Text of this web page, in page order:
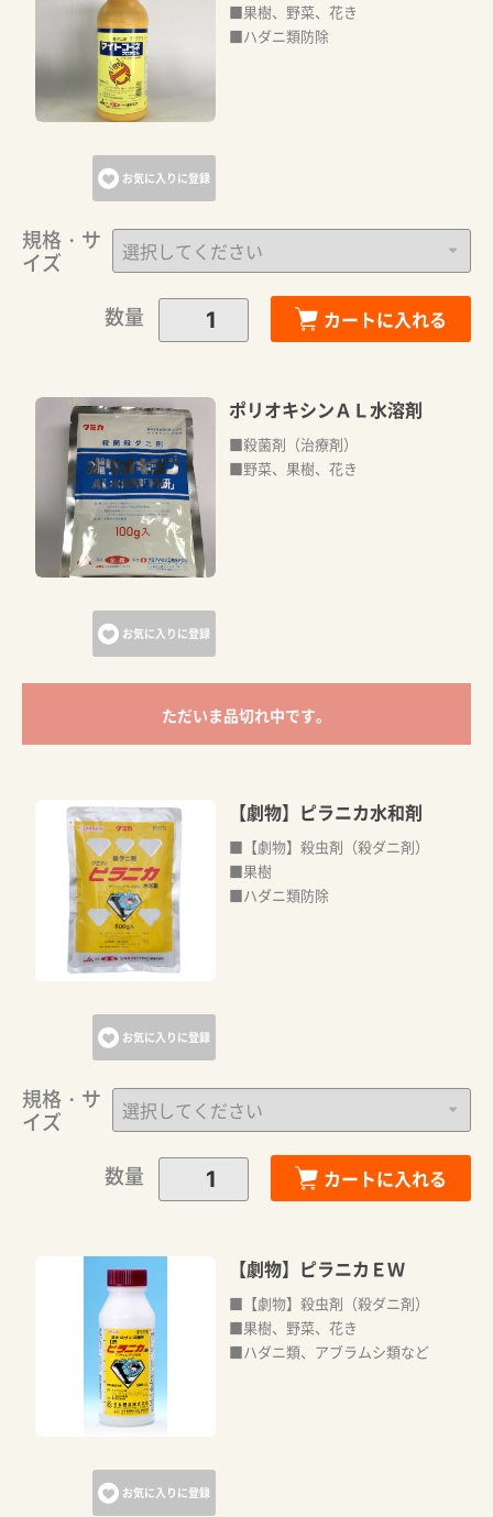
お気に入りに登録
■果樹、野菜、花き
■ハダニ類防除
規格・サ
イズ
数量
カートに入れる
お気に入りに登録
ポリオキシンＡＬ水溶剤
■殺菌剤（治療剤）
■野菜、果樹、花き
ただいま品切れ中です。
お気に入りに登録
【劇物】ピラニカ水和剤
■【劇物】殺虫剤（殺ダニ剤）
■果樹
■ハダニ類防除
規格・サ
イズ
数量
カートに入れる
お気に入りに登録
【劇物】ピラニカＥＷ
■【劇物】殺虫剤（殺ダニ剤）
■果樹、野菜、花き
■ハダニ類、アブラムシ類など